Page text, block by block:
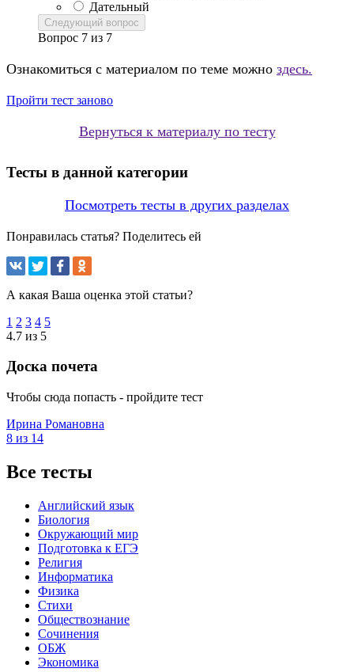
Дательный
Следующий вопрос
Вопрос 7 из 7
Ознакомиться с материалом по теме можно здесь.
Пройти тест заново
Вернуться к материалу по тесту
Тесты в данной категории
Посмотреть тесты в других разделах
Понравилась статья? Поделитесь ей
А какая Ваша оценка этой статьи?
1 2 3 4 5
4.7 из 5
Доска почета
Чтобы сюда попасть - пройдите тест
Ирина Романовна
8 из 14
Все тесты
Английский язык
Биология
Окружающий мир
Подготовка к ЕГЭ
Религия
Информатика
Физика
Стихи
Обществознание
Сочинения
ОБЖ
Экономика